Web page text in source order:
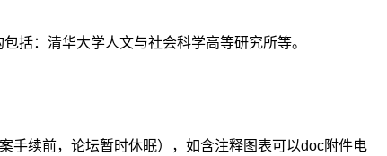
括：清华大学人文与社会科学高等研究所等。
手续前，论坛暂时休眠），如含注释图表可以doc附件电